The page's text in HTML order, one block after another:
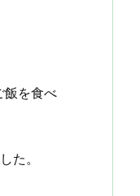
飯を食べ
た。